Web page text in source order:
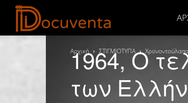
Αρχική ΣΤΙΓΜΙΟΤΥΠΑ Χρονοντούλαπο
1964, Ο
των